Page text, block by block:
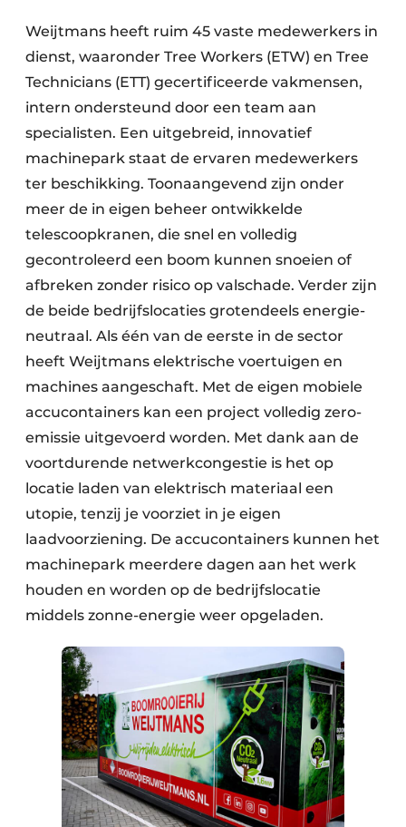
Weijtmans heeft ruim 45 vaste medewerkers in
dienst, waaronder Tree Workers (ETW) en Tree
Technicians (ETT) gecertificeerde vakmensen,
intern ondersteund door een team aan
specialisten. Een uitgebreid, innovatief
machinepark staat de ervaren medewerkers
ter beschikking. Toonaangevend zijn onder
meer de in eigen beheer ontwikkelde
telescoopkranen, die snel en volledig
gecontroleerd een boom kunnen snoeien of
afbreken zonder risico op valschade. Verder zijn
de beide bedrijfslocaties grotendeels energie-
neutraal. Als één van de eerste in de sector
heeft Weijtmans elektrische voertuigen en
machines aangeschaft. Met de eigen mobiele
accucontainers kan een project volledig zero-
emissie uitgevoerd worden. Met dank aan de
voortdurende netwerkcongestie is het op
locatie laden van elektrisch materiaal een
utopie, tenzij je voorziet in je eigen
laadvoorziening. De accucontainers kunnen het
machinepark meerdere dagen aan het werk
houden en worden op de bedrijfslocatie
middels zonne-energie weer opgeladen.